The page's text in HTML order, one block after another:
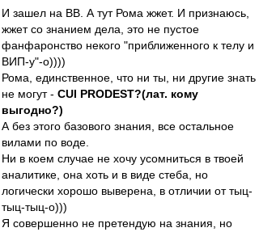
И зашел на ВВ. А тут Рома жжет. И признаюсь,
жжет со знанием дела, это не пустое
фанфаронство некого "приближенного к телу и
ВИП-у"-о))))
Рома, единственное, что ни ты, ни другие знать
не могут - CUI PRODEST?(лат. кому
выгодно?)
А без этого базового знания, все остальное
вилами по воде.
Ни в коем случае не хочу усомниться в твоей
аналитике, она хоть и в виде стеба, но
логически хорошо выверена, в отличии от тыц-
тыц-тыц-о)))
Я совершенно не претендую на знания, но